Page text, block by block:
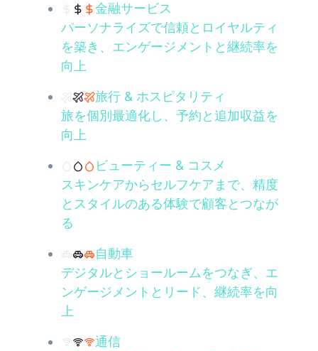
金融サービス
パーソナライズで信頼とロイヤルティ
を築き、エンゲージメントと継続率を
向上
旅行 & ホスピタリティ
旅を個別最適化し、予約と追加収益を
向上
ビューティー & コスメ
スキンケアからセルフケアまで、精度
とスタイルのある体験で顧客とつなが
る
自動車
デジタルとショールームをつなぎ、エ
ンゲージメントとリード、継続率を向
上
通信